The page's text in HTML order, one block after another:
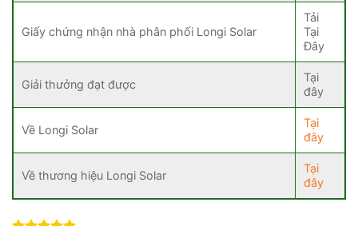
Giấy chứng nhận nhà phân phối Longi Solar
Tải
Tại
Đây
Giải thưởng đạt được
Tại
đây
Về Longi Solar
Tại
đây
Về thương hiệu Longi Solar
Tại
đây